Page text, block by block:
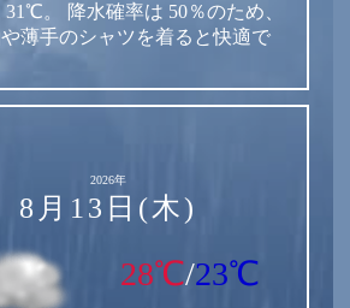
31℃。 降水確率は 50％のため、
薄手のシャツを着ると快適で
2026年
8月13日(木)
28℃/23℃